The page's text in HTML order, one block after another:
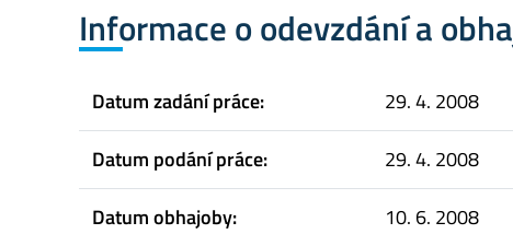
Informace o odevzdání a
Datum zadání práce:
29. 4. 2008
Datum podání práce:
29. 4. 2008
Datum obhajoby:
10. 6. 2008